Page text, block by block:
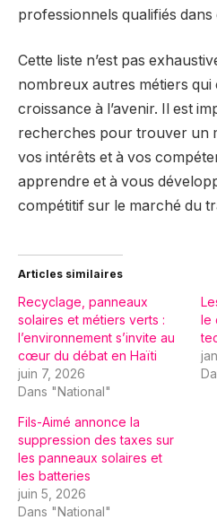
professionnels qualifiés dans
Cette liste n’est pas
nombreux autres métiers
croissance à l’avenir. Il est
recherches pour trouver un
vos intérêts et à vos
apprendre et à vous
compétitif sur le marché du
Articles similaires
Recyclage, panneaux
solaires et métiers verts :
l’environnement s’invite au
cœur du débat en Haïti
juin 7, 2026
Dans "National"
le
Fils-Aimé annonce la
suppression des taxes sur
les panneaux solaires et
les batteries
juin 5, 2026
Dans "National"